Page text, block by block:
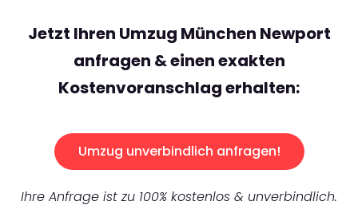
Jetzt Ihren Umzug München Newport
anfragen & einen exakten
Kostenvoranschlag erhalten:
Umzug unverbindlich anfragen!
Ihre Anfrage ist zu 100% kostenlos & unverbindlich.